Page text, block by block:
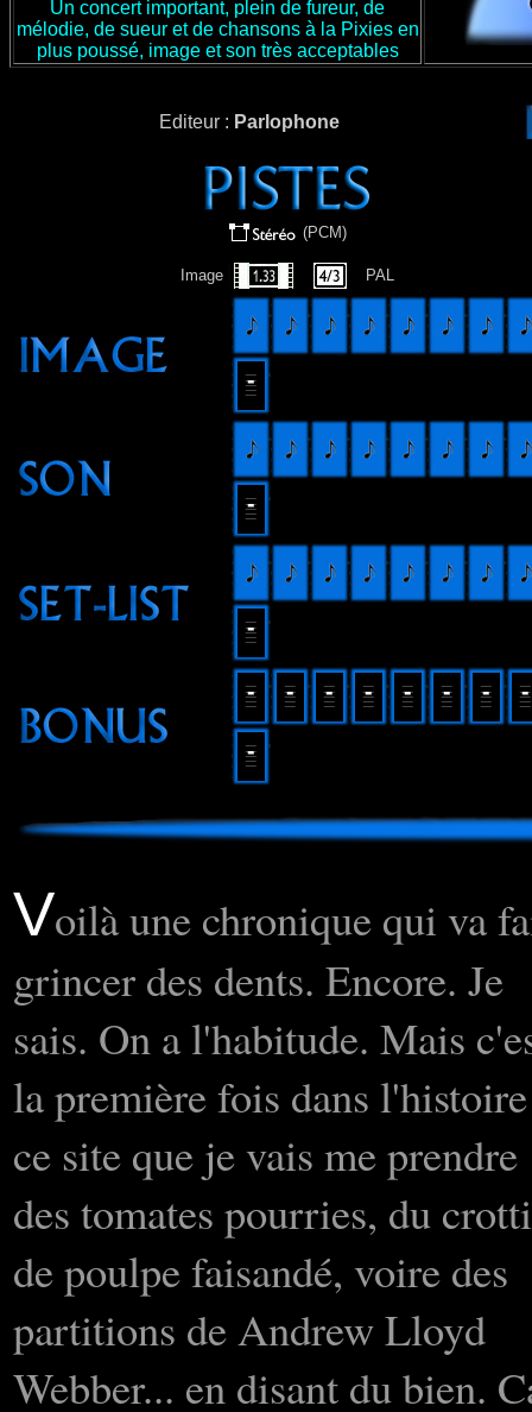
Un concert important, plein de fureur, de
mélodie, de sueur et de chansons à la Pixies en
plus poussé, image et son très acceptables
Editeur : Parlophone
(PCM)
Image PAL
Voilà une chronique qui va
grincer des dents. Encore. Je
sais. On a l'habitude. Mais
la première fois dans
ce site que je vais me prendre
des tomates pourries, du
de poulpe faisandé, voire des
partitions de Andrew Lloyd
Webber... en disant du bien.